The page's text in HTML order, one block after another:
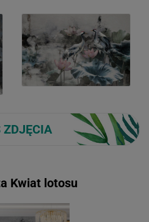
ZDJĘCIA
Kwiat lotosu